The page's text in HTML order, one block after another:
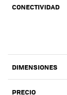
CONECTIVIDAD
DIMENSIONES
PRECIO